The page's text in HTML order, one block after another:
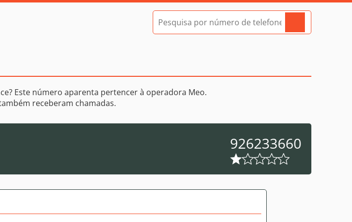
Este número aparenta pertencer à operadora Meo.
receberam chamadas.
926233660